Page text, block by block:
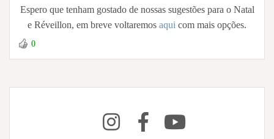
Espero que tenham gostado de nossas sugestões para o Natal
e Réveillon, em breve voltaremos aqui com mais opções.
0